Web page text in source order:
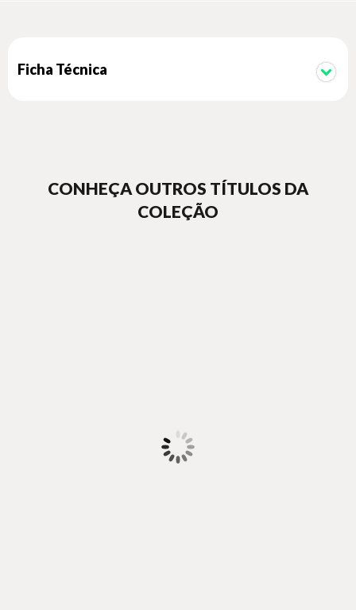
Ficha Técnica
CONHEÇA OUTROS TÍTULOS DA
COLEÇÃO